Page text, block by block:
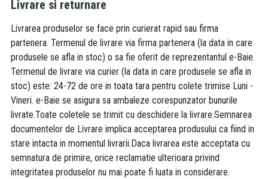
Livrare si returnare
Livrarea produselor se face prin curierat rapid sau firma
partenera. Termenul de livrare via firma partenera (la data in care
produsele se afla in stoc) o sa fie oferit de reprezentantul e-Baie.
Termenul de livrare via curier (la data in care produsele se afla in
stoc) este: 24-72 de ore in toata tara pentru colete trimise Luni -
Vineri. e-Baie se asigura sa ambaleze corespunzator bunurile
livrate.Toate coletele se trimit cu deschidere la livrare.Semnarea
documentelor de Livrare implica acceptarea produsului ca fiind in
stare intacta in momentul livrarii.Daca livrarea este acceptata cu
semnatura de primire, orice reclamatie ulterioara privind
integritatea produselor nu mai poate fi luata in considerare.